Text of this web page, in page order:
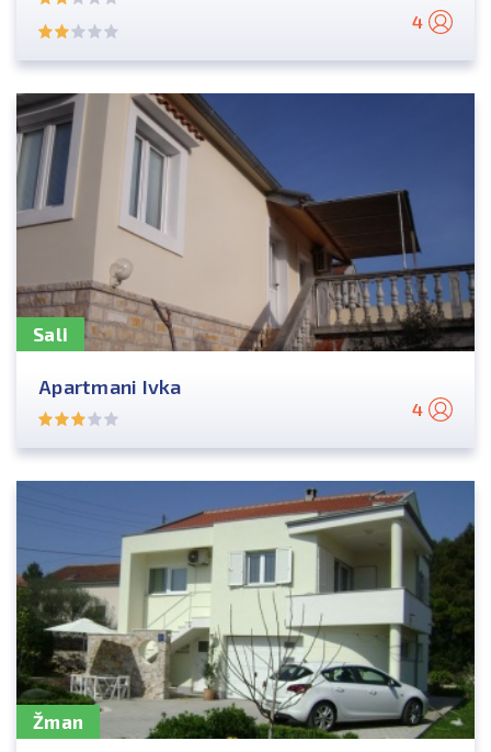
4
Sali
Apartmani Ivka
4
Žman